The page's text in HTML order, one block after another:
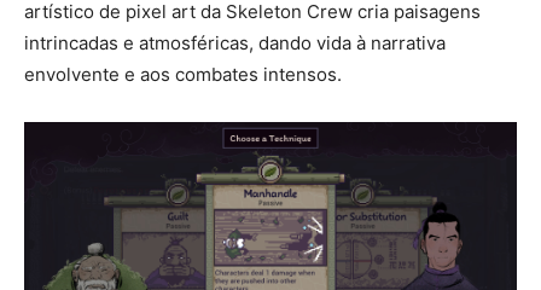
artístico de pixel art da Skeleton Crew cria paisagens
intrincadas e atmosféricas, dando vida à narrativa
envolvente e aos combates intensos.